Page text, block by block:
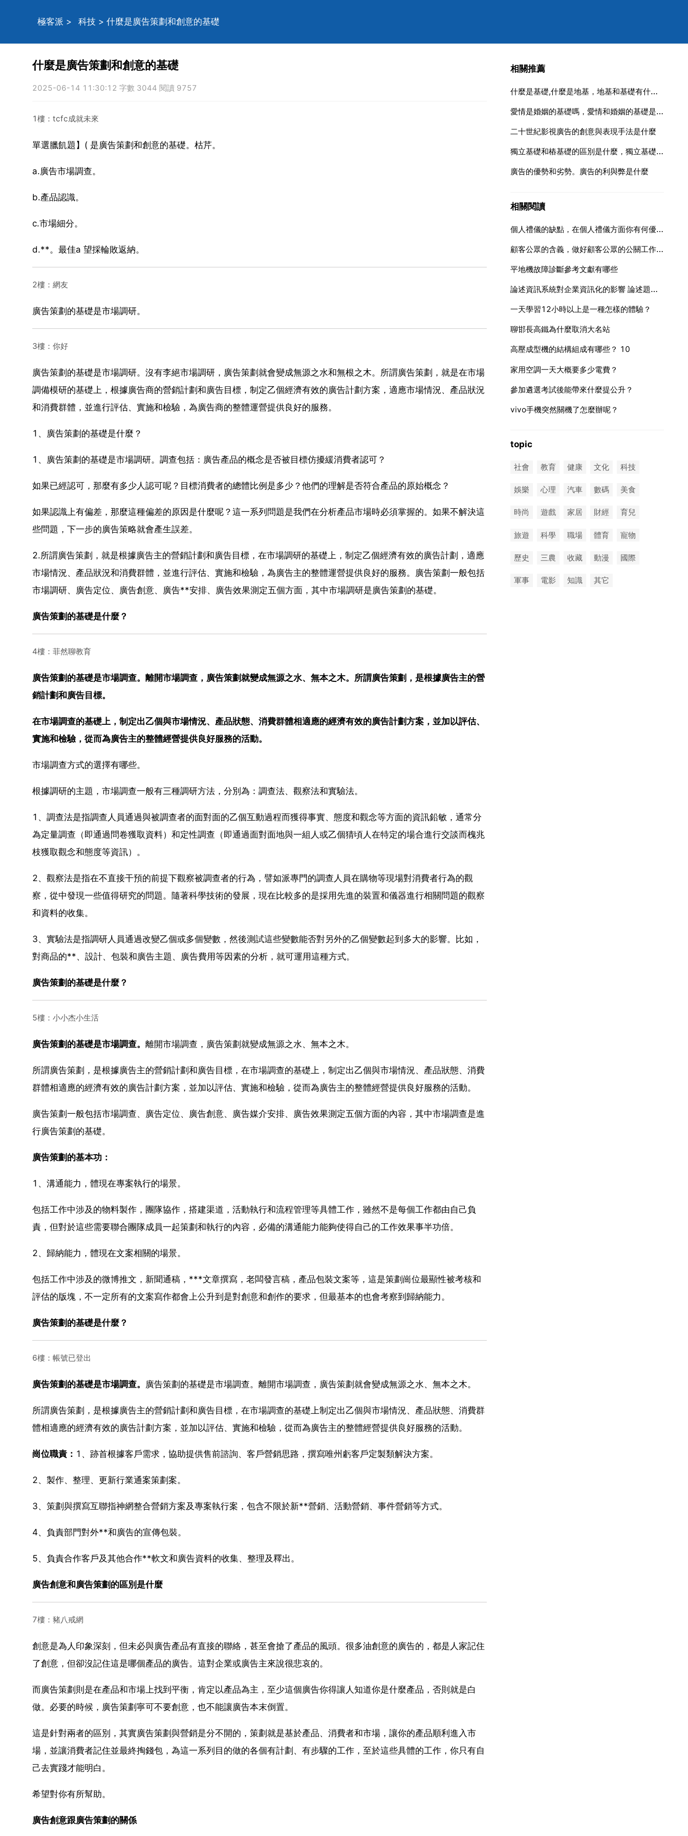
極客派 > 科技 > 什麼是廣告策劃和創意的基礎
什麼是廣告策劃和創意的基礎
2025-06-14 11:30:12 字數 3044 閱讀 9757
1樓：tcfc成就未來
單選臘飢題】( 是廣告策劃和創意的基礎。枯芹。
a.廣告市場調查。
b.產品認識。
c.市場細分。
d.**。最佳a 望採輪敗返納。
2樓：網友
廣告策劃的基礎是市場調研。
3樓：你好
廣告策劃的基礎是市場調研。沒有李絕市場調研，廣告策劃就會變成無源之水和無根之木。所謂廣告策劃，就是在市場
調備模研的基礎上，根據廣告商的營銷計劃和廣告目標，制定乙個經濟有效的廣告計劃方案，適應市場情況、產品狀況
和消費群體，並進行評估、實施和檢驗，為廣告商的整體運營提供良好的服務。
1、廣告策劃的基礎是什麼？
1、廣告策劃的基礎是市場調研。調查包括：廣告產品的概念是否被目標仿擾緩消費者認可？
如果已經認可，那麼有多少人認可呢？目標消費者的總體比例是多少？他們的理解是否符合產品的原始概念？
如果認識上有偏差，那麼這種偏差的原因是什麼呢？這一系列問題是我們在分析產品市場時必須掌握的。如果不解決這
些問題，下一步的廣告策略就會產生誤差。
2.所謂廣告策劃，就是根據廣告主的營銷計劃和廣告目標，在市場調研的基礎上，制定乙個經濟有效的廣告計劃，適應
市場情況、產品狀況和消費群體，並進行評估、實施和檢驗，為廣告主的整體運營提供良好的服務。廣告策劃一般包括
市場調研、廣告定位、廣告創意、廣告**安排、廣告效果測定五個方面，其中市場調研是廣告策劃的基礎。
廣告策劃的基礎是什麼？
4樓：菲然聊教育
廣告策劃的基礎是市場調查。離開市場調查，廣告策劃就變成無源之水、無本之木。所謂廣告策劃，是根據廣告主的營
銷計劃和廣告目標。
在市場調查的基礎上，制定出乙個與市場情況、產品狀態、消費群體相適應的經濟有效的廣告計劃方案，並加以評估、
實施和檢驗，從而為廣告主的整體經營提供良好服務的活動。
市場調查方式的選擇有哪些。
根據調研的主題，市場調查一般有三種調研方法，分別為：調查法、觀察法和實驗法。
1、調查法是指調查人員通過與被調查者的面對面的乙個互動過程而獲得事實、態度和觀念等方面的資訊鉛敏，通常分
為定量調查（即通過問卷獲取資料）和定性調查（即通過面對面地與一組人或乙個猜頃人在特定的場合進行交談而槐兆
枝獲取觀念和態度等資訊）。
2、觀察法是指在不直接干預的前提下觀察被調查者的行為，譬如派專門的調查人員在購物等現場對消費者行為的觀
察，從中發現一些值得研究的問題。隨著科學技術的發展，現在比較多的是採用先進的裝置和儀器進行相關問題的觀察
和資料的收集。
3、實驗法是指調研人員通過改變乙個或多個變數，然後測試這些變數能否對另外的乙個變數起到多大的影響。比如，
對商品的**、設計、包裝和廣告主題、廣告費用等因素的分析，就可運用這種方式。
廣告策劃的基礎是什麼？
5樓：小小杰小生活
廣告策劃的基礎是市場調查。 離開市場調查，廣告策劃就變成無源之水、無本之木。
所謂廣告策劃，是根據廣告主的營銷計劃和廣告目標，在市場調查的基礎上，制定出乙個與市場情況、產品狀態、消費
群體相適應的經濟有效的廣告計劃方案，並加以評估、實施和檢驗，從而為廣告主的整體經營提供良好服務的活動。
廣告策劃一般包括市場調查、廣告定位、廣告創意、廣告媒介安排、廣告效果測定五個方面的內容，其中市場調查是進
行廣告策劃的基礎。
廣告策劃的基本功：
1、溝通能力，體現在專案執行的場景。
包括工作中涉及的物料製作，團隊協作，搭建渠道，活動執行和流程管理等具體工作，雖然不是每個工作都由自己負
責，但對於這些需要聯合團隊成員一起策劃和執行的內容，必備的溝通能力能夠使得自己的工作效果事半功倍。
2、歸納能力，體現在文案相關的場景。
包括工作中涉及的微博推文，新聞通稿，***文章撰寫，老闆發言稿，產品包裝文案等，這是策劃崗位最顯性被考核和
評估的版塊，不一定所有的文案寫作都會上公升到是對創意和創作的要求，但最基本的也會考察到歸納能力。
廣告策劃的基礎是什麼？
6樓：帳號已登出
廣告策劃的基礎是市場調查。 廣告策劃的基礎是市場調查。離開市場調查，廣告策劃就會變成無源之水、無本之木。
所謂廣告策劃，是根據廣告主的營銷計劃和廣告目標，在市場調查的基礎上制定出乙個與市場情況、產品狀態、消費群
體相適應的經濟有效的廣告計劃方案，並加以評估、實施和檢驗，從而為廣告主的整體經營提供良好服務的活動。
崗位職責： 1、跡首根據客戶需求，協助提供售前諮詢、客戶營銷思路，撰寫唯州虧客戶定製類解決方案。
2、製作、整理、更新行業通案策劃案。
3、策劃與撰寫互聯指神網整合營銷方案及專案執行案，包含不限於新**營銷、活動營銷、事件營銷等方式。
4、負責部門對外**和廣告的宣傳包裝。
5、負責合作客戶及其他合作**軟文和廣告資料的收集、整理及釋出。
廣告創意和廣告策劃的區別是什麼
7樓：豬八戒網
創意是為人印象深刻，但未必與廣告產品有直接的聯絡，甚至會搶了產品的風頭。很多油創意的廣告的，都是人家記住
了創意，但卻沒記住這是哪個產品的廣告。這對企業或廣告主來說很悲哀的。
而廣告策劃則是在產品和市場上找到平衡，肯定以產品為主，至少這個廣告你得讓人知道你是什麼產品，否則就是白
做。必要的時候，廣告策劃寧可不要創意，也不能讓廣告本末倒置。
這是針對兩者的區別，其實廣告策劃與營銷是分不開的，策劃就是基於產品、消費者和市場，讓你的產品順利進入市
場，並讓消費者記住並最終掏錢包，為這一系列目的做的各個有計劃、有步驟的工作，至於這些具體的工作，你只有自
己去實踐才能明白。
希望對你有所幫助。
廣告創意跟廣告策劃的關係
相關推薦
什麼是基礎,什麼是地基，地基和基礎有什麼區別？
愛情是婚姻的基礎嗎，愛情和婚姻的基礎是什麼呢？
二十世紀影視廣告的創意與表現手法是什麼
獨立基礎和樁基礎的區別是什麼，獨立基礎和樁基礎的區別
廣告的優勢和劣勢。廣告的利與弊是什麼
相關閱讀
個人禮儀的缺點，在個人禮儀方面你有何優點和缺點？
顧客公眾的含義，做好顧客公眾的公關工作的重要意義是什麼
平地機故障診斷參考文獻有哪些
論述資訊系統對企業資訊化的影響 論述題，別太長
一天學習12小時以上是一種怎樣的體驗？
聊邯長高鐵為什麼取消大名站
高壓成型機的結構組成有哪些？ 10
家用空調一天大概要多少電費？
參加遴選考試後能帶來什麼提公升？
vivo手機突然關機了怎麼辦呢？
topic
社會 教育 健康 文化 科技
娛樂 心理 汽車 數碼 美食
時尚 遊戲 家居 財經 育兒
旅遊 科學 職場 體育 寵物
歷史 三農 收藏 動漫 國際
軍事 電影 知識 其它